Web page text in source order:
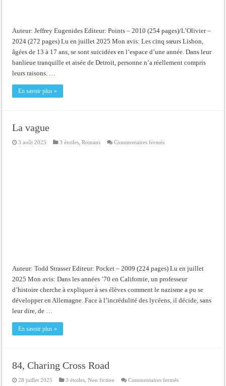
Auteur: Jeffrey Eugenides Editeur: Points – 2010 (254 pages)/L’Olivier –
2024 (272 pages) Lu en juillet 2025 Mon avis: Les cinq sœurs Lisbon,
âgées de 13 à 17 ans, se sont suicidées en l’espace d’une année. Dans leur
banlieue tranquille et aisée de Detroit, personne n’a réellement compris
leurs raisons. …
En savoir plus »
La vague
3 août 2025 3 étoiles ,Romans Commentaires ferméssur
Auteur: Todd Strasser Editeur: Pocket – 2009 (224 pages) Lu en juillet
2025 Mon avis: Dans les années ’70 en Californie, un professeur
d’histoire cherche à expliquer à ses élèves comment le nazisme a pu se
développer en Allemagne. Face à l’incrédulité des lycéens, il décide, sans
leur dire, de …
En savoir plus »
84, Charing Cross Road
28 juillet 2025 3 étoiles ,Non fiction Commentaires ferméssur